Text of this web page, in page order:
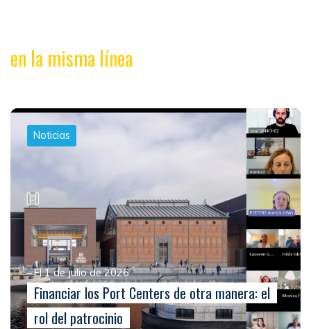
en la misma línea
Noticias
El 1 de julio de 2026
Financiar los Port Centers de otra manera: el
rol del patrocinio